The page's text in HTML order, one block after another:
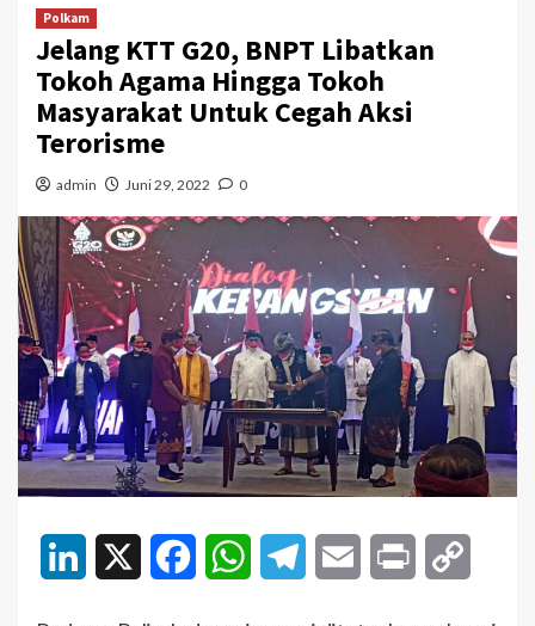
Polkam
Jelang KTT G20, BNPT Libatkan
Tokoh Agama Hingga Tokoh
Masyarakat Untuk Cegah Aksi
Terorisme
admin Juni 29, 2022 0
LinkedIn FacebookWhatsAppTelegramEmail Print